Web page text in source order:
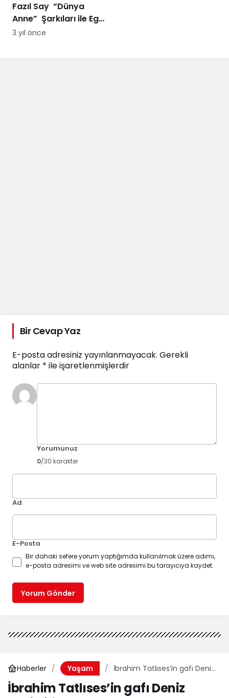
Fazıl Say “Dünya
Anne” Şarkıları ile Ege
Turnesi’nde
3 yıl önce
Bir Cevap Yaz
E-posta adresiniz yayınlanmayacak. Gerekli
alanlar * ile işaretlenmişlerdir
Yorumunuz
0/30 karakter
Ad
E-Posta
Bir dahaki sefere yorum yaptığımda kullanılmak üzere adımı,
e-posta adresimi ve web site adresimi bu tarayıcıya kaydet.
Yorum Gönder
Haberler Yaşam
İbrahim Tatlıses’in gafı Deniz
İbrahim Tatlıses’in gafı Deniz